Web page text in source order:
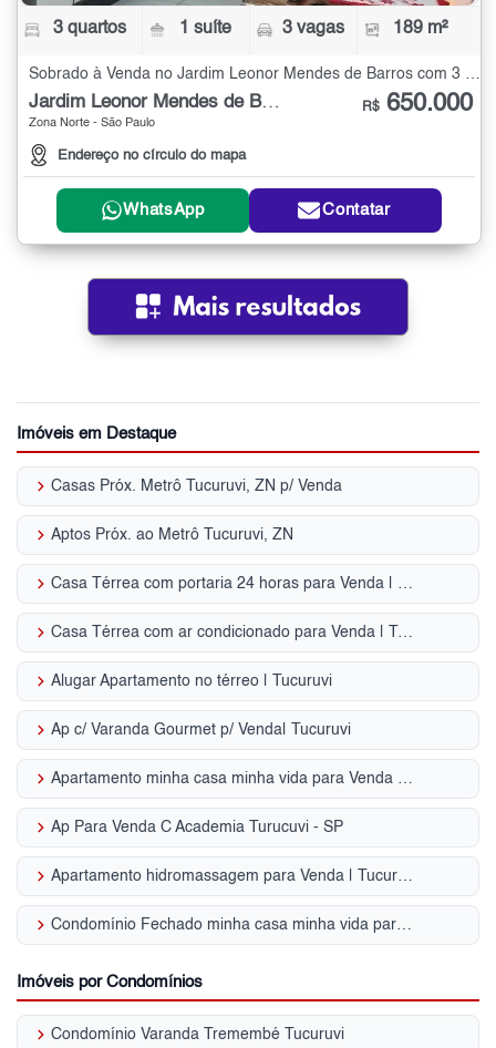
3 quartos 1 suíte 3 vagas 189 m²
Jardim Leonor Mendes de Barros
Zona Norte - São Paulo
Endereço no círculo do mapa
R$ 650.000
WhatsApp Contatar
Imóveis em Destaque
keyboard_arrow_right Casas Próx. Metrô Tucuruvi, ZN p/ Venda
keyboard_arrow_right Aptos Próx. ao Metrô Tucuruvi, ZN
keyboard_arrow_right Casa Térrea com portaria 24 horas para Venda | Tucuruvi
keyboard_arrow_right Casa Térrea com ar condicionado para Venda | Tucuruvi
keyboard_arrow_right Alugar Apartamento no térreo | Tucuruvi
keyboard_arrow_right Ap c/ Varanda Gourmet p/ Venda| Tucuruvi
keyboard_arrow_right Apartamento minha casa minha vida para Venda | Tucuruvi
keyboard_arrow_right Ap Para Venda C Academia Turucuvi - SP
keyboard_arrow_right Apartamento hidromassagem para Venda | Tucuruvi
keyboard_arrow_right Condomínio Fechado minha casa minha vida para Venda | Tucuruvi
Imóveis por Condomínios
keyboard_arrow_right Condomínio Varanda Tremembé Tucuruvi